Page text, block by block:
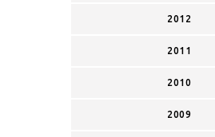
2012
2011
2010
2009